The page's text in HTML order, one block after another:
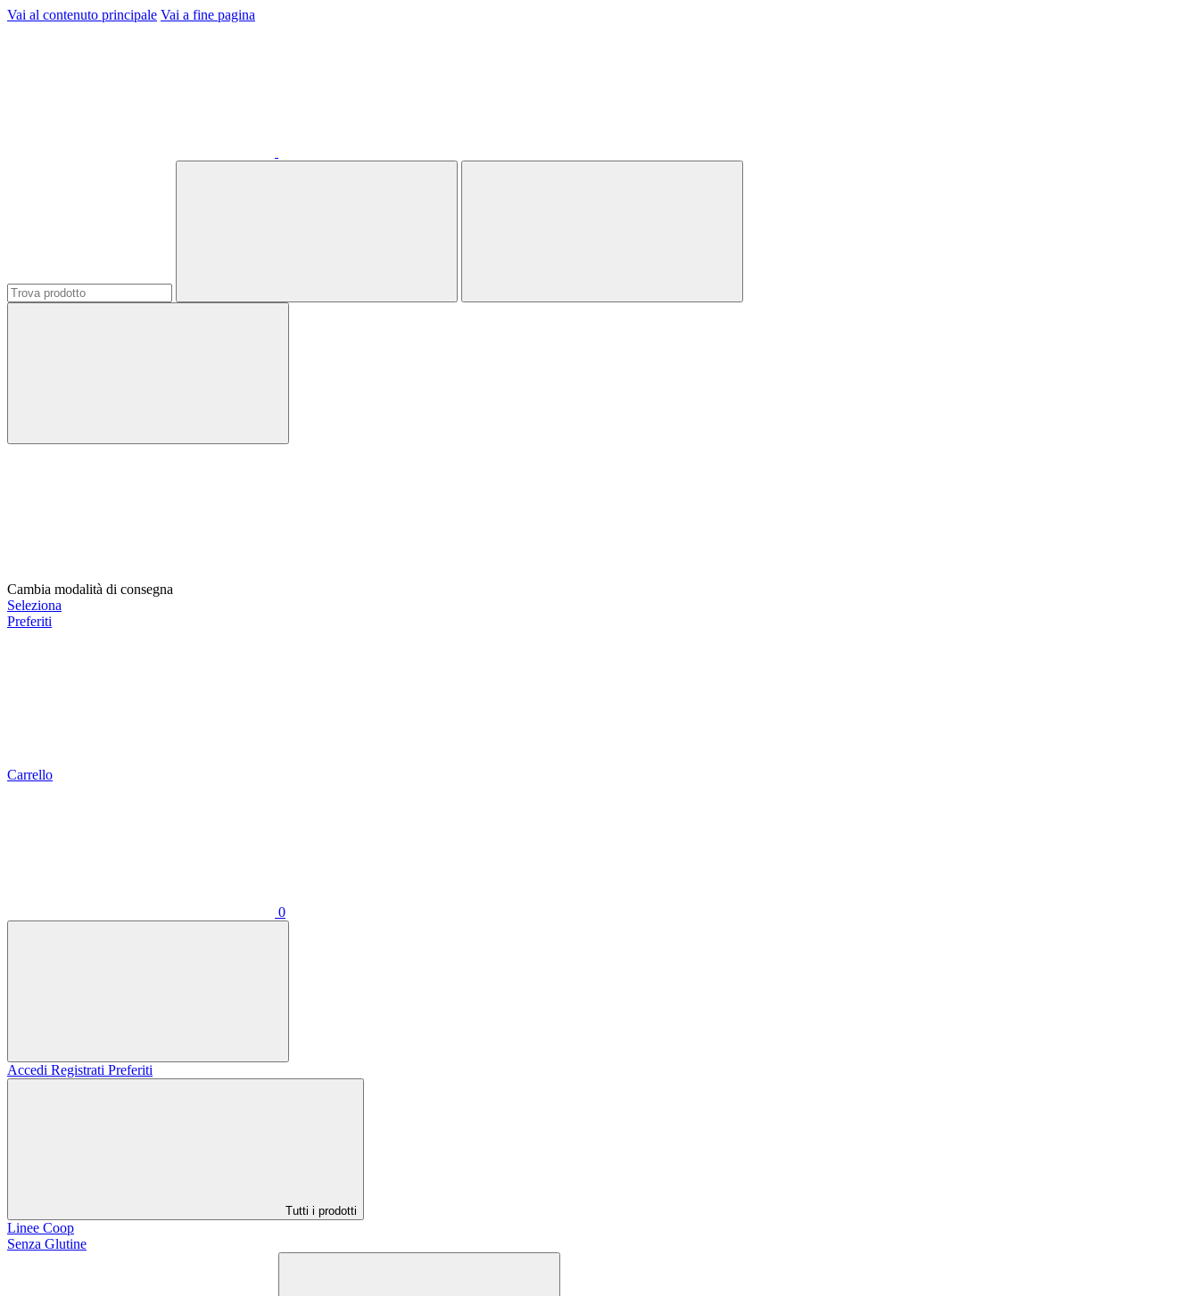
Vai al contenuto principale Vai a fine pagina
Cambia modalità di consegna
Seleziona
Preferiti
Carrello
0
Accedi Registrati Preferiti
Tutti i prodotti
Linee Coop
Senza Glutine